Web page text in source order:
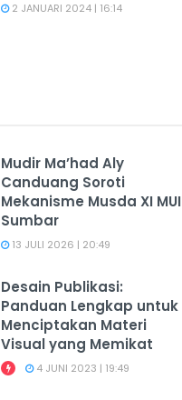
2 JANUARI 2024 | 16:14
Mudir Ma’had Aly
Canduang Soroti
Mekanisme Musda XI MUI
Sumbar
13 JULI 2026 | 20:49
Desain Publikasi:
Panduan Lengkap untuk
Menciptakan Materi
Visual yang Memikat
4 JUNI 2023 | 19:49